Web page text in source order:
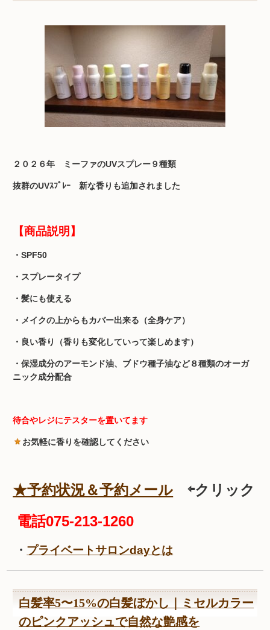
２０２６年 ミーファのUVスプレー９種類
抜群のUVｽﾌﾟﾚｰ 新な香りも追加されました
【商品説明】
・SPF50
・スプレータイプ
・髪にも使える
・メイクの上からもカバー出来る（全身ケア）
・良い香り（香りも変化していって楽しめます）
・保湿成分のアーモンド油、ブドウ種子油など８種類のオーガ
ニック成分配合
待合やレジにテスターを置いてます
お気軽に香りを確認してください
★予約状況＆予約メール ⇦クリック
電話075-213-1260
・ プライベートサロンdayとは
白髪率5〜15%の白髪ぼかし｜ミセルカラー
のピンクアッシュで自然な艶感を